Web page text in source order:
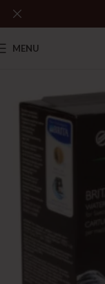
MENU